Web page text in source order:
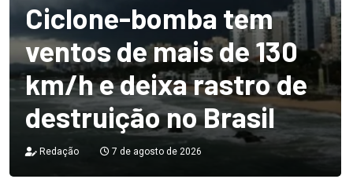
Ciclone-bomba tem
ventos de mais de 130
km/h e deixa rastro de
destruição no Brasil
Redação 7 de agosto de 2026